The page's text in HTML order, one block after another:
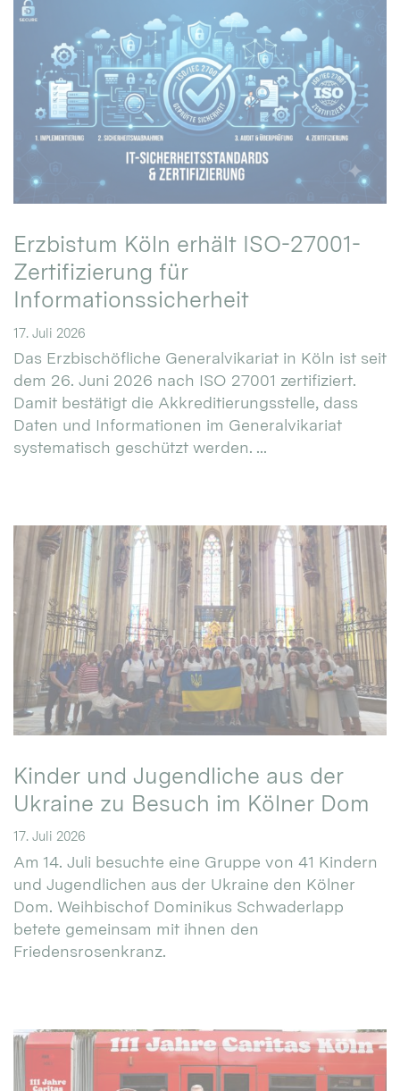
Erzbistum Köln erhält ISO-27001-
Zertifizierung für
Informationssicherheit
17. Juli 2026
Das Erzbischöfliche Generalvikariat in Köln ist seit
dem 26. Juni 2026 nach ISO 27001 zertifiziert.
Damit bestätigt die Akkreditierungsstelle, dass
Daten und Informationen im Generalvikariat
systematisch geschützt werden. ...
Kinder und Jugendliche aus der
Ukraine zu Besuch im Kölner Dom
17. Juli 2026
Am 14. Juli besuchte eine Gruppe von 41 Kindern
und Jugendlichen aus der Ukraine den Kölner
Dom. Weihbischof Dominikus Schwaderlapp
betete gemeinsam mit ihnen den
Friedensrosenkranz.